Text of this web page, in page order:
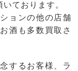
ております。
ョンの他の店舗
酒も多数買取さ
するお客様、ラ